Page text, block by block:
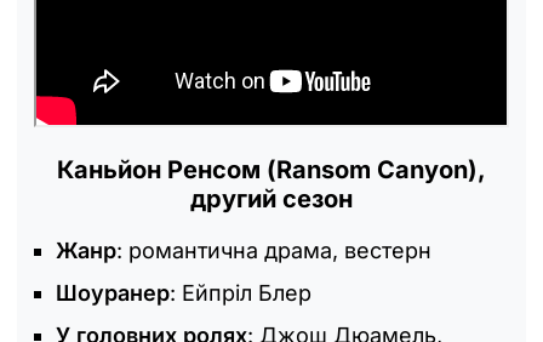
Каньйон Ренсом (Ransom Canyon),
другий сезон
Жанр: романтична драма, вестерн
Шоуранер: Ейпріл Блер
У головних ролях: Джош Дюамель,